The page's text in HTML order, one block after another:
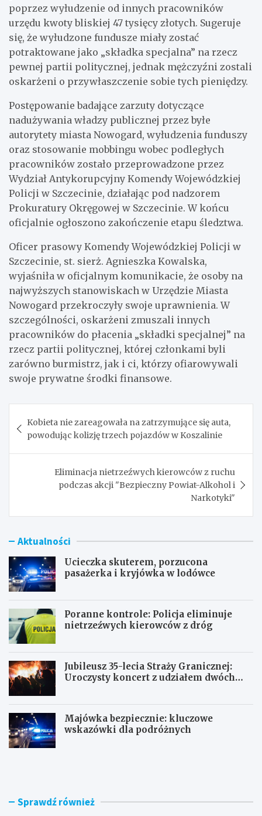
poprzez wyłudzenie od innych pracowników
urzędu kwoty bliskiej 47 tysięcy złotych. Sugeruje
się, że wyłudzone fundusze miały zostać
potraktowane jako „składka specjalna” na rzecz
pewnej partii politycznej, jednak mężczyźni zostali
oskarżeni o przywłaszczenie sobie tych pieniędzy.
Postępowanie badające zarzuty dotyczące
nadużywania władzy publicznej przez byłe
autorytety miasta Nowogard, wyłudzenia funduszy
oraz stosowanie mobbingu wobec podległych
pracowników zostało przeprowadzone przez
Wydział Antykorupcyjny Komendy Wojewódzkiej
Policji w Szczecinie, działając pod nadzorem
Prokuratury Okręgowej w Szczecinie. W końcu
oficjalnie ogłoszono zakończenie etapu śledztwa.
Oficer prasowy Komendy Wojewódzkiej Policji w
Szczecinie, st. sierż. Agnieszka Kowalska,
wyjaśniła w oficjalnym komunikacie, że osoby na
najwyższych stanowiskach w Urzędzie Miasta
Nowogard przekroczyły swoje uprawnienia. W
szczególności, oskarżeni zmuszali innych
pracowników do płacenia „składki specjalnej” na
rzecz partii politycznej, której członkami byli
zarówno burmistrz, jak i ci, którzy ofiarowywali
swoje prywatne środki finansowe.
wpisu
Kobieta nie zareagowała na zatrzymujące się auta,
powodując kolizję trzech pojazdów w Koszalinie
Eliminacja nietrzeźwych kierowców z ruchu
podczas akcji "Bezpieczny Powiat-Alkohol i
Narkotyki"
Aktualności
Ucieczka skuterem, porzucona
pasażerka i kryjówka w lodówce
Poranne kontrole: Policja eliminuje
nietrzeźwych kierowców z dróg
Jubileusz 35-lecia Straży Granicznej:
Uroczysty koncert z udziałem dwóch
Majówka bezpiecznie: kluczowe
wskazówki dla podróżnych
U
z
P
n Sprawdź również